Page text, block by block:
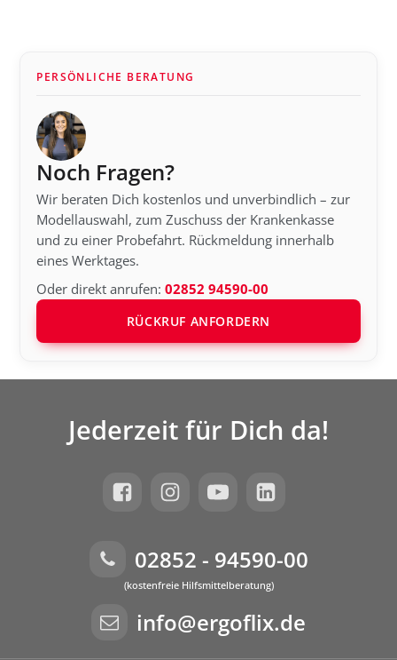
PERSÖNLICHE BERATUNG
Noch Fragen?
Wir beraten Dich kostenlos und unverbindlich – zur
Modellauswahl, zum Zuschuss der Krankenkasse
und zu einer Probefahrt. Rückmeldung innerhalb
eines Werktages.
Oder direkt anrufen:02852 94590-00
RÜCKRUF ANFORDERN
Jederzeit für Dich da!
02852 - 94590-00
(kostenfreie Hilfsmittelberatung)
info@ergoflix.de